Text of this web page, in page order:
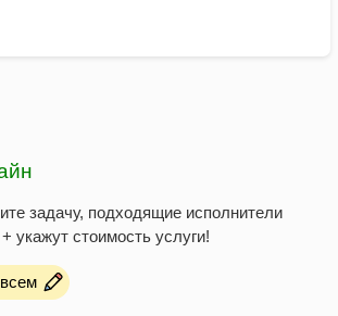
задачу, подходящие исполнители
укажут стоимость услуги!